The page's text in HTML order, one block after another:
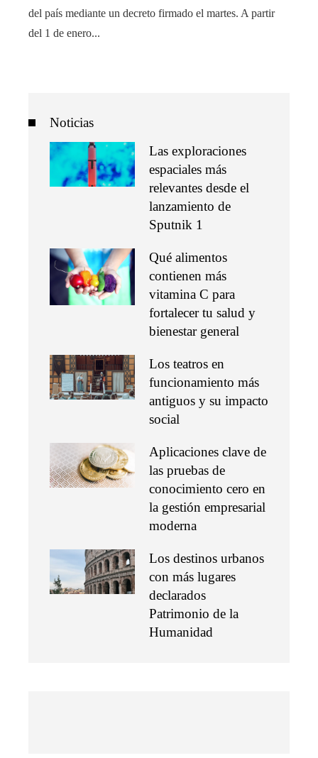
del país mediante un decreto firmado el martes. A partir
del 1 de enero...
Noticias
Las exploraciones
espaciales más
relevantes desde el
lanzamiento de
Sputnik 1
Qué alimentos
contienen más
vitamina C para
fortalecer tu salud y
bienestar general
Los teatros en
funcionamiento más
antiguos y su impacto
social
Aplicaciones clave de
las pruebas de
conocimiento cero en
la gestión empresarial
moderna
Los destinos urbanos
con más lugares
declarados
Patrimonio de la
Humanidad